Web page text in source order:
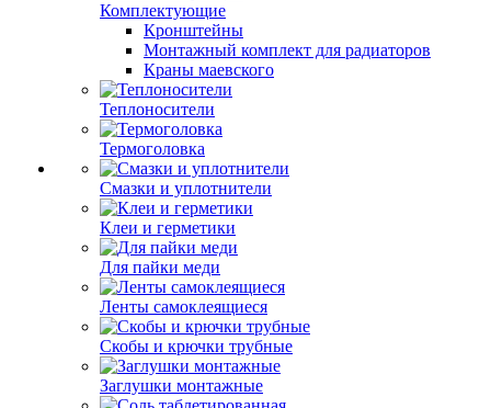
Комплектующие
Кронштейны
Монтажный комплект для радиаторов
Краны маевского
Теплоносители
Термоголовка
Смазки и уплотнители
Клеи и герметики
Для пайки меди
Ленты самоклеящиеся
Скобы и крючки трубные
Заглушки монтажные